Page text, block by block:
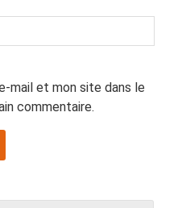
mail et mon site dans le
commentaire.